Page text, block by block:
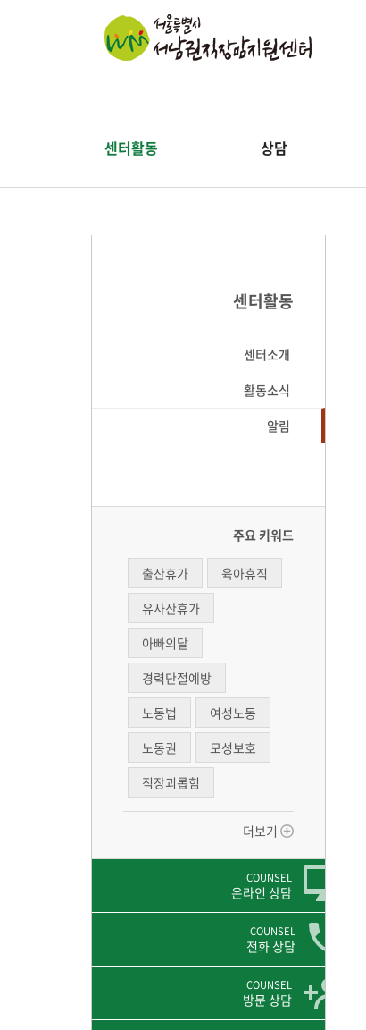
센터활동 상담
센터활동
센터소개
활동소식
알림
주요 키워드
출산휴가
육아휴직
유사산휴가
아빠의달
경력단절예방
노동법
여성노동
노동권
모성보호
직장괴롭힘
더보기
COUNSEL
온라인 상담
COUNSEL
전화 상담
COUNSEL
방문 상담